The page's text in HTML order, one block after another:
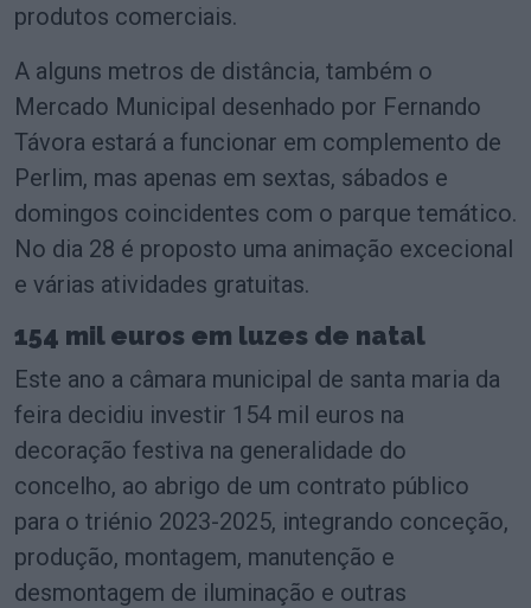
produtos comerciais.
A alguns metros de distância, também o
Mercado Municipal desenhado por Fernando
Távora estará a funcionar em complemento de
Perlim, mas apenas em sextas, sábados e
domingos coincidentes com o parque temático.
No dia 28 é proposto uma animação excecional
e várias atividades gratuitas.
154 mil euros em luzes de natal
Este ano a câmara municipal de santa maria da
feira decidiu investir 154 mil euros na
decoração festiva na generalidade do
concelho, ao abrigo de um contrato público
para o triénio 2023-2025, integrando conceção,
produção, montagem, manutenção e
desmontagem de iluminação e outras